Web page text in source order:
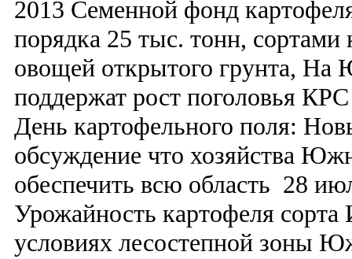
2013 Семенной фонд
порядка 25 тыс. тонн,
овощей открытого грунта,
поддержат рост поголовья
День картофельного поля:
обсуждение что хозяйства
обеспечить всю область 28
Урожайность картофеля
условиях лесостепной зоны